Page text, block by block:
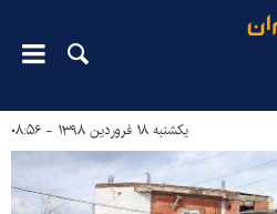
یکشنبه ۱۸ فروردین ۱۳۹۸ - ۰۸:۵۶